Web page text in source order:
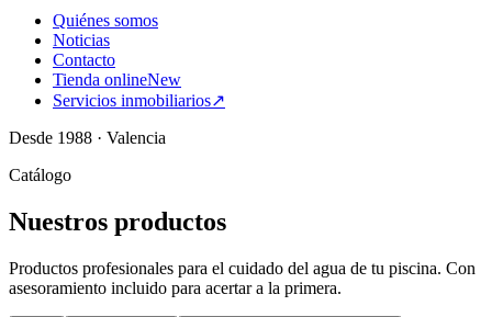
Quiénes somos
Noticias
Contacto
Tienda onlineNew
Servicios inmobiliarios↗
Desde 1988 · Valencia
Catálogo
Nuestros productos
Productos profesionales para el cuidado del agua de tu piscina. Con
asesoramiento incluido para acertar a la primera.